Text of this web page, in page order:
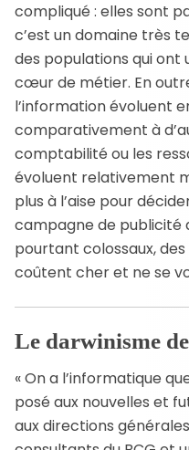
compliqué : elles sont
c’est un domaine très
des populations qui ont
cœur de métier. En
l’information évoluent
comparativement à
comptabilité ou les
évoluent relativement
plus à l’aise pour
campagne de publicité
pourtant colossaux,
coûtent cher et ne se
Le darwinisme
« On a l’informatique
posé aux nouvelles et
aux directions